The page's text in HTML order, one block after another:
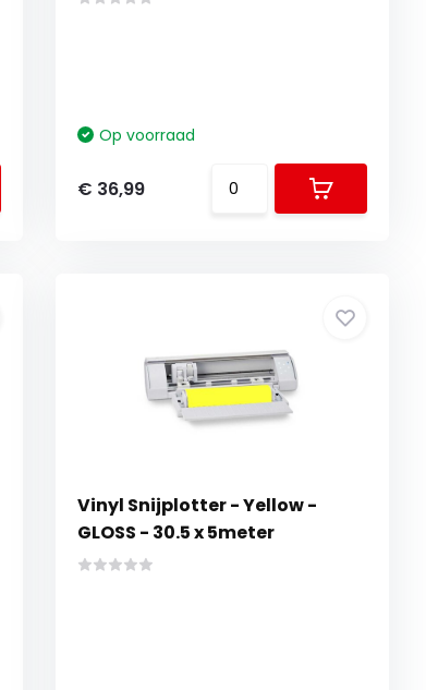
Op voorraad
€ 36,99
Vinyl Snijplotter - Yellow -
GLOSS - 30.5 x 5meter